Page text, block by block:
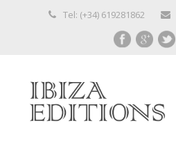
Tel: (+34) 619281862